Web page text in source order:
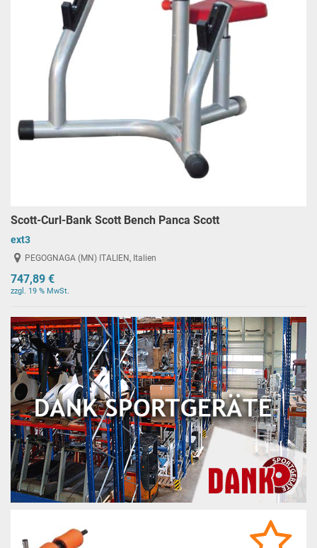
Scott-Curl-Bank Scott Bench Panca Scott
ext3
PEGOGNAGA (MN) ITALIEN, Italien
747,89 €
zzgl. 19 % MwSt.